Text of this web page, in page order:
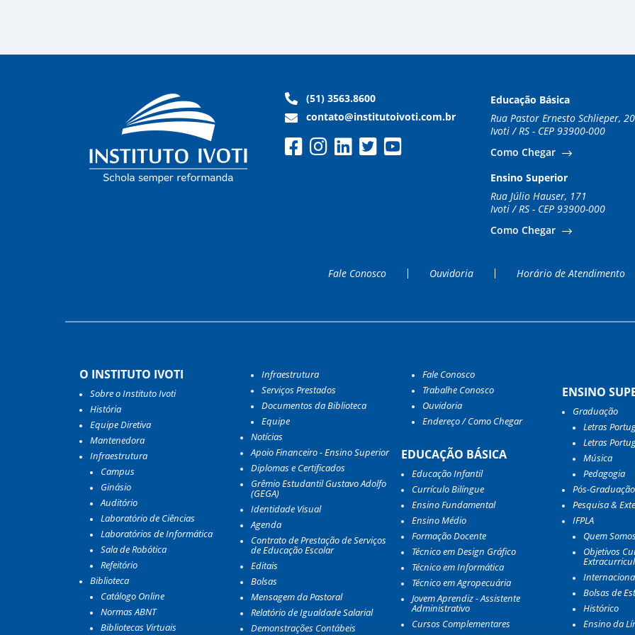
(51) 3563.8600
contato@institutoivoti.com.br
Educação Básica
Rua Pastor Ernesto Schlieper,
Ivoti / RS - CEP 93900-000
Como Chegar
Ensino Superior
Rua Júlio Hauser, 171
Ivoti / RS - CEP 93900-000
Como Chegar
Fale Conosco Ouvidoria Horário de Atendimento
O INSTITUTO IVOTI
Sobre o Instituto Ivoti
História
Equipe Diretiva
Mantenedora
Infraestrutura
Campus
Ginásio
Auditório
Laboratório de Ciências
Laboratórios de Informática
Sala de Robótica
Refeitório
Biblioteca
Catálogo Online
Normas ABNT
Bibliotecas Virtuais
Infraestrutura
Serviços Prestados
Documentos da Biblioteca
Equipe
Notícias
Apoio Financeiro - Ensino Superior
Diplomas e Certificados
Grêmio Estudantil Gustavo Adolfo
(GEGA)
Identidade Visual
Agenda
Contrato de Prestação de Serviços
de Educação Escolar
Editais
Bolsas
Mensagem da Pastoral
Relatório de Igualdade Salarial
Demonstrações Contábeis
Fale Conosco
Trabalhe Conosco
Ouvidoria
Endereço / Como Chegar
EDUCAÇÃO BÁSICA
Educação Infantil
Currículo Bilíngue
Ensino Fundamental
Ensino Médio
Formação Docente
Técnico em Design Gráfico
Técnico em Informática
Técnico em Agropecuária
Jovem Aprendiz - Assistente
Administrativo
Cursos Complementares
ENSINO
Graduação
Letras
Letras
Música
Pedagogia
Pós-Graduação
Pesquisa &
IFPLA
Quem
Objetivos
Bolsas de
Histórico
Ensino da